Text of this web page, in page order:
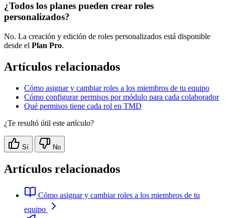
¿Todos los planes pueden crear roles
personalizados?
No. La creación y edición de roles personalizados está disponible
desde el Plan Pro.
Artículos relacionados
Cómo asignar y cambiar roles a los miembros de tu equipo
Cómo configurar permisos por módulo para cada colaborador
Qué permisos tiene cada rol en TMD
¿Te resultó útil este artículo?
Sí No
Artículos relacionados
Cómo asignar y cambiar roles a los miembros de tu
equipo